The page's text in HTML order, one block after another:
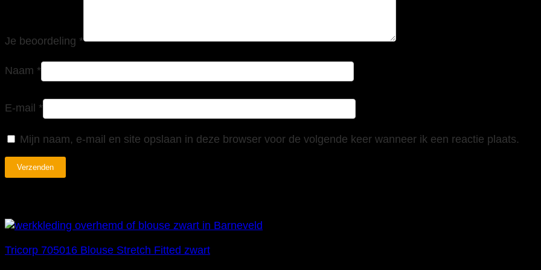
Je beoordeling *
Naam *
E-mail *
Mijn naam, e-mail en site opslaan in deze browser voor de volgende keer wanneer ik een reactie plaats.
Tricorp 705016 Blouse Stretch Fitted zwart